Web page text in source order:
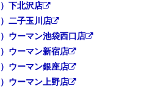
下北沢店
二子玉川店
ウーマン池袋西口店
ウーマン新宿店
ウーマン銀座店
ウーマン上野店